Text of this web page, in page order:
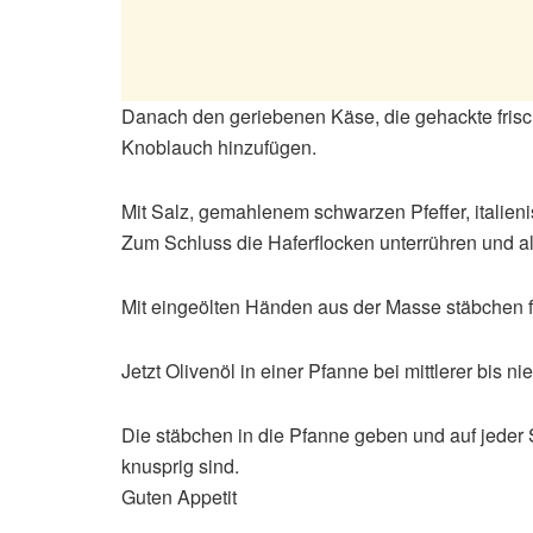
Danach den geriebenen Käse, die gehackte
Knoblauch hinzufügen.
Mit Salz, gemahlenem schwarzen Pfeffer,
Zum Schluss die Haferflocken unterrühren und
Mit eingeölten Händen aus der Masse
Jetzt Olivenöl in einer Pfanne bei mittlerer bis
Die stäbchen in die Pfanne geben und auf
knusprig sind.
Guten Appetit